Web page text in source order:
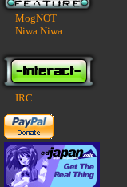
MogNOT
Niwa Niwa
IRC